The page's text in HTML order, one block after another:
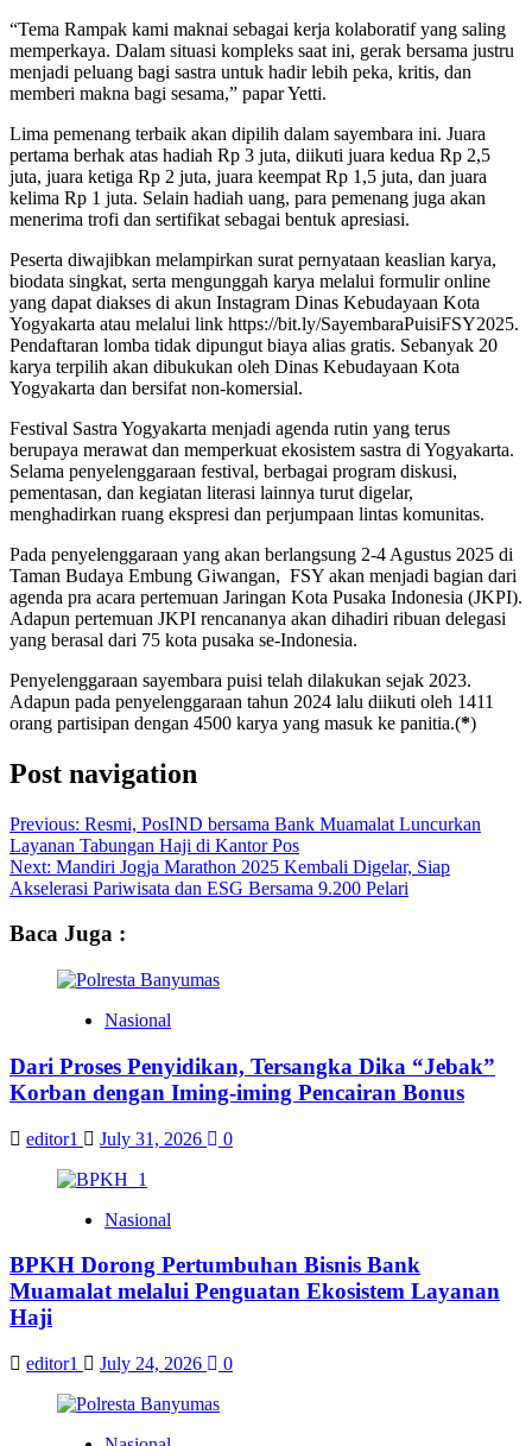
“Tema Rampak kami maknai sebagai kerja kolaboratif yang saling
memperkaya. Dalam situasi kompleks saat ini, gerak bersama justru
menjadi peluang bagi sastra untuk hadir lebih peka, kritis, dan
memberi makna bagi sesama,” papar Yetti.
Lima pemenang terbaik akan dipilih dalam sayembara ini. Juara
pertama berhak atas hadiah Rp 3 juta, diikuti juara kedua Rp 2,5
juta, juara ketiga Rp 2 juta, juara keempat Rp 1,5 juta, dan juara
kelima Rp 1 juta. Selain hadiah uang, para pemenang juga akan
menerima trofi dan sertifikat sebagai bentuk apresiasi.
Peserta diwajibkan melampirkan surat pernyataan keaslian karya,
biodata singkat, serta mengunggah karya melalui formulir online
yang dapat diakses di akun Instagram Dinas Kebudayaan Kota
Yogyakarta atau melalui link https://bit.ly/SayembaraPuisiFSY2025.
Pendaftaran lomba tidak dipungut biaya alias gratis. Sebanyak 20
karya terpilih akan dibukukan oleh Dinas Kebudayaan Kota
Yogyakarta dan bersifat non-komersial.
Festival Sastra Yogyakarta menjadi agenda rutin yang terus
berupaya merawat dan memperkuat ekosistem sastra di Yogyakarta.
Selama penyelenggaraan festival, berbagai program diskusi,
pementasan, dan kegiatan literasi lainnya turut digelar,
menghadirkan ruang ekspresi dan perjumpaan lintas komunitas.
Pada penyelenggaraan yang akan berlangsung 2-4 Agustus 2025 di
Taman Budaya Embung Giwangan, FSY akan menjadi bagian dari
agenda pra acara pertemuan Jaringan Kota Pusaka Indonesia (JKPI).
Adapun pertemuan JKPI rencananya akan dihadiri ribuan delegasi
yang berasal dari 75 kota pusaka se-Indonesia.
Penyelenggaraan sayembara puisi telah dilakukan sejak 2023.
Adapun pada penyelenggaraan tahun 2024 lalu diikuti oleh 1411
orang partisipan dengan 4500 karya yang masuk ke panitia.(*)
Post navigation
Previous: Resmi, PosIND bersama Bank Muamalat Luncurkan
Layanan Tabungan Haji di Kantor Pos
Next: Mandiri Jogja Marathon 2025 Kembali Digelar, Siap
Akselerasi Pariwisata dan ESG Bersama 9.200 Pelari
Baca Juga :
Nasional
Dari Proses Penyidikan, Tersangka Dika “Jebak”
Korban dengan Iming-iming Pencairan Bonus
editor1 July 31, 2026 0
Nasional
BPKH Dorong Pertumbuhan Bisnis Bank
Muamalat melalui Penguatan Ekosistem Layanan
Haji
editor1 July 24, 2026 0